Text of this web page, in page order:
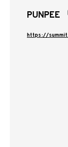
PUNPEE
https://